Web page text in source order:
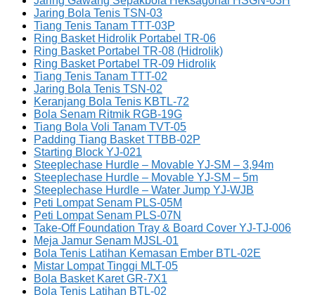
Jaring Bola Tenis TSN-03
Tiang Tenis Tanam TTT-03P
Ring Basket Hidrolik Portabel TR-06
Ring Basket Portabel TR-08 (Hidrolik)
Ring Basket Portabel TR-09 Hidrolik
Tiang Tenis Tanam TTT-02
Jaring Bola Tenis TSN-02
Keranjang Bola Tenis KBTL-72
Bola Senam Ritmik RGB-19G
Tiang Bola Voli Tanam TVT-05
Padding Tiang Basket TTBB-02P
Starting Block YJ-021
Steeplechase Hurdle – Movable YJ-SM – 3,94m
Steeplechase Hurdle – Movable YJ-SM – 5m
Steeplechase Hurdle – Water Jump YJ-WJB
Peti Lompat Senam PLS-05M
Peti Lompat Senam PLS-07N
Take-Off Foundation Tray & Board Cover YJ-TJ-006
Meja Jamur Senam MJSL-01
Bola Tenis Latihan Kemasan Ember BTL-02E
Mistar Lompat Tinggi MLT-05
Bola Basket Karet GR-7X1
Bola Tenis Latihan BTL-02